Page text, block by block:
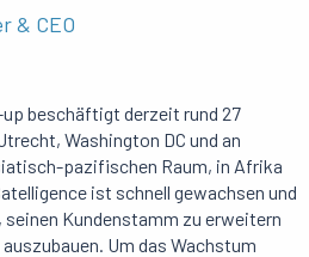
& CEO
up beschäftigt derzeit rund 27
Washington DC und an
pazifischen Raum, in Afrika
ist schnell gewachsen und
Kundenstamm zu erweitern
Um das Wachstum